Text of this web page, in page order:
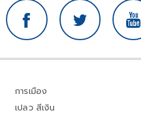
การเมือง
เปลว สีเงิน